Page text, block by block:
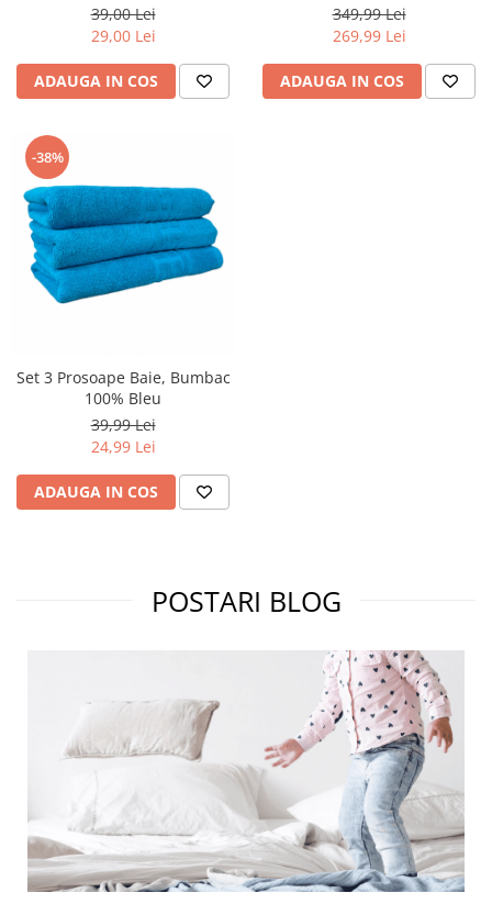
39,00 Lei
29,00 Lei
ADAUGA IN COS
349,99 Lei
269,99 Lei
ADAUGA IN COS
-38%
Set 3 Prosoape Baie, Bumbac
100% Bleu
39,99 Lei
24,99 Lei
ADAUGA IN COS
POSTARI BLOG